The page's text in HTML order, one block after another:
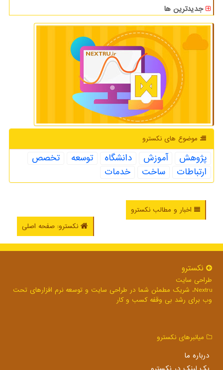
جدیدترین ها
موضوع های نكسترو
پژوهش آموزش دانشگاه توسعه
تخصص
ارتباطات
ساخت خدمات
اخبار و مطالب نکسترو
نکسترو: صفحه اصلی
نكسترو
طراحی سایت
Nextru، شریک مطمئن شما در طراحی سایت و توسعه نرم افزارهای تحت
وب برای رشد بی وقفه کسب و کار
میانبرهای نكسترو
درباره ما